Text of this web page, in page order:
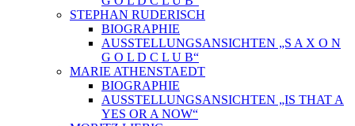
STEPHAN RUDERISCH
BIOGRAPHIE
AUSSTELLUNGSANSICHTEN „S A X O N
G O L D C L U B“
MARIE ATHENSTAEDT
BIOGRAPHIE
AUSSTELLUNGSANSICHTEN „IS THAT A
YES OR A NOW“